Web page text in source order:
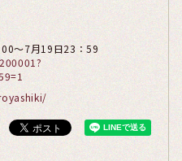
～7月19日23：59